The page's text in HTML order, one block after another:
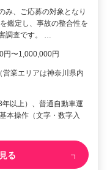
み、ご応募の対象となり
鑑定し、事故の整合性を
調査です。 …
〜1,000,000円
業エリアは神奈川県内
以上）、普通自動車運
本操作（文字・数字入
る